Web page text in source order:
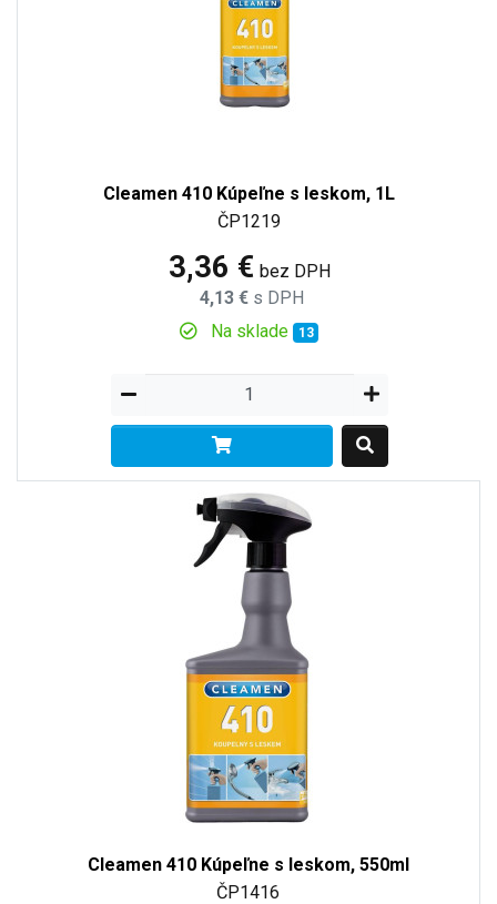
Cleamen 410 Kúpeľne s leskom, 1L
ČP1219
3,36 € bez DPH
4,13 € s DPH
Na sklade
13
Cleamen 410 Kúpeľne s leskom, 550ml
ČP1416